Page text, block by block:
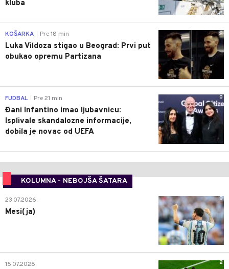
kluba
0
KOŠARKA Pre 18 min
Luka Vildoza stigao u Beograd: Prvi put
obukao opremu Partizana
0
FUDBAL Pre 21 min
Đani Infantino imao ljubavnicu:
Isplivale skandalozne informacije,
dobila je novac od UEFA
KOLUMNA - NEBOJŠA ŠATARA
0
23.07.2026.
Mesi(ja)
2
15.07.2026.